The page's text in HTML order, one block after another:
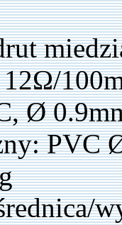
12Ω/
Ø
PVC